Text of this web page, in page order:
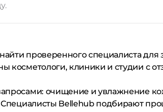
проверенного специалиста
косметологи, клиники и студии с
очищение и увлажнение
Bellehub подбирают